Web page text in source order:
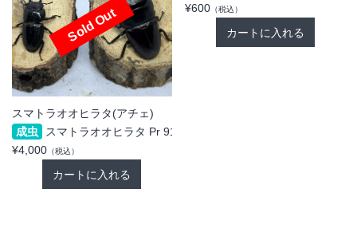
Sold Out
スマトラオオヒラタ(アチェ)
成虫
スマトラオオヒラタ Pr 91.4mm × 50.4mm
¥4,000 （税込）
¥600 （税込）